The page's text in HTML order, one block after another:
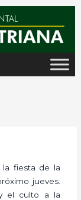
la fiesta de la
jueves.
el culto a la